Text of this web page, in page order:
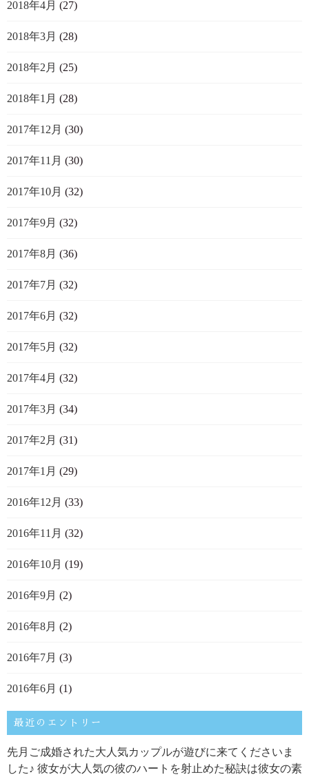
2018年4月 (27)
2018年3月 (28)
2018年2月 (25)
2018年1月 (28)
2017年12月 (30)
2017年11月 (30)
2017年10月 (32)
2017年9月 (32)
2017年8月 (36)
2017年7月 (32)
2017年6月 (32)
2017年5月 (32)
2017年4月 (32)
2017年3月 (34)
2017年2月 (31)
2017年1月 (29)
2016年12月 (33)
2016年11月 (32)
2016年10月 (19)
2016年9月 (2)
2016年8月 (2)
2016年7月 (3)
2016年6月 (1)
最近のエントリー
先月ご成婚された大人気カップルが遊びに来てくださいま
した♪ 彼女が大人気の彼のハートを射止めた秘訣は彼女の素